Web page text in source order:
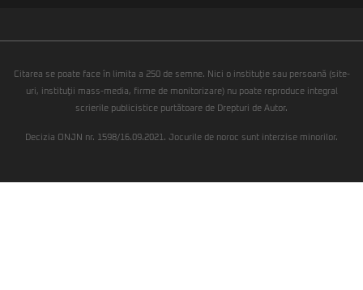
Citarea se poate face în limita a 250 de semne. Nici o instituţie sau persoană (site-
uri, instituţii mass-media, firme de monitorizare) nu poate reproduce integral
scrierile publicistice purtătoare de Drepturi de Autor.
Decizia ONJN nr. 1598/16.09.2021. Jocurile de noroc sunt interzise minorilor.